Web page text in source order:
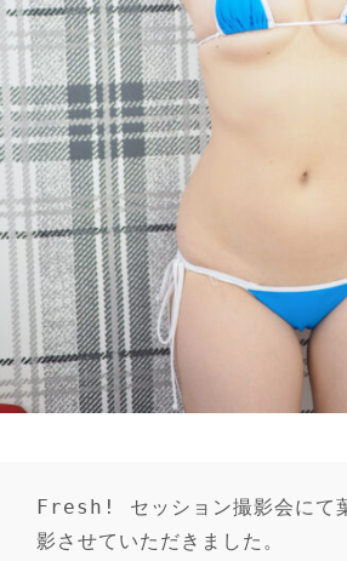
Fresh! セッション撮影会にて
影させていただきました。